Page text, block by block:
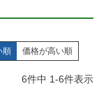
順 価格が高い順
6件中 1-6件表示